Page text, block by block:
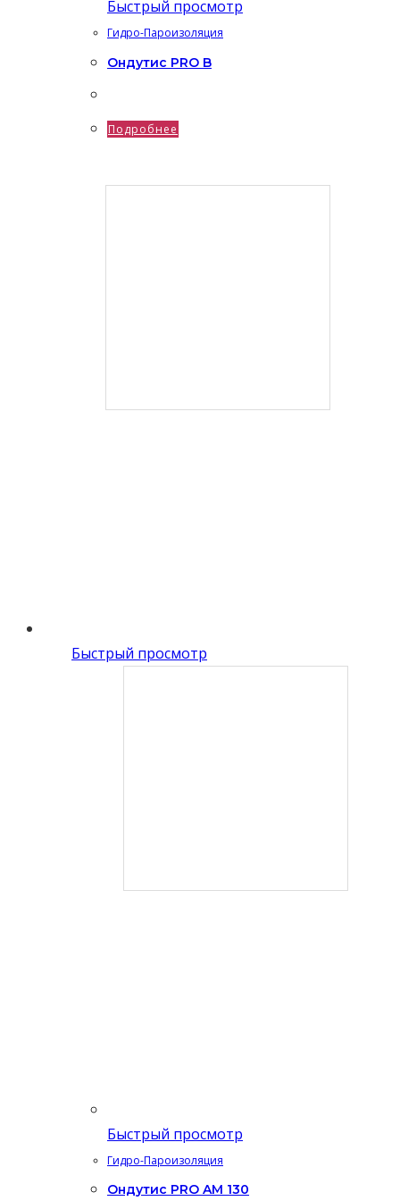
Быстрый просмотр
Гидро-Пароизоляция
Ондутис PRO B
Подробнее
Быстрый просмотр
Быстрый просмотр
Гидро-Пароизоляция
Ондутис PRO AM 130